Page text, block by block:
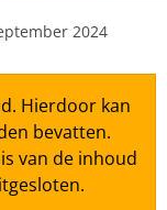
2024
Hierdoor kan
bevatten.
van de inhoud